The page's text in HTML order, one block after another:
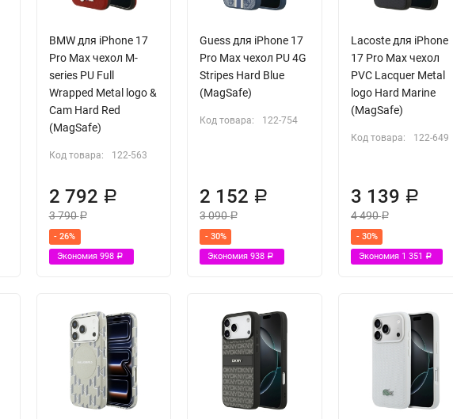
BMW для iPhone 17
Pro Max чехол M-
series PU Full
Wrapped Metal logo &
Cam Hard Red
(MagSafe)
Код товара: 122-563
2 792 Р
3 790Р
- 26%
Экономия 998 Р
Guess для iPhone 17
Pro Max чехол PU 4G
Stripes Hard Blue
(MagSafe)
Код товара: 122-754
2 152 Р
3 090Р
- 30%
Экономия938Р
Lacoste для iPhone
17 Pro Max чехол
PVC Lacquer Metal
logo Hard Marine
(MagSafe)
Код товара: 122-649
3 139 Р
4 490Р
- 30%
Экономия 1 351Р